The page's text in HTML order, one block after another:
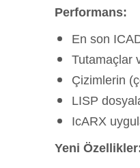
Performans:
En son
Tutamaçlar
Çizimlerin
LISP
IcARX
Yeni